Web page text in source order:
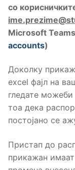
со
Microsoft
accounts)
Доколку
excel фајл на
гледате
тоа дека
постојано се
Пристап до
прикажан